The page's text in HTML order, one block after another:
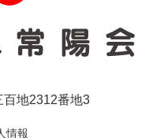
百地2312番地3
情報